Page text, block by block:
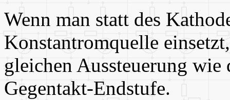
Wenn man statt des
Konstantromquelle
gleichen Aussteuerung
Gegentakt-Endstufe.